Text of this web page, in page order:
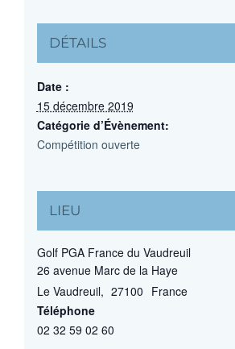
DÉTAILS
Date :
15 décembre 2019
Catégorie d’Évènement:
Compétition ouverte
LIEU
Golf PGA France du Vaudreuil
26 avenue Marc de la Haye
Le Vaudreuil, 27100 France
Téléphone
02 32 59 02 60